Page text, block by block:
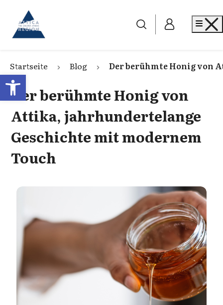
Open toolbar
Go to home
Startseite Blog Der berühmte Honig von
Der berühmte Honig von
Attika, jahrhundertelange
Geschichte mit modernem
Touch